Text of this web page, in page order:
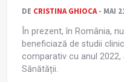
DE CRISTINA GHIOCA- MAI
În prezent, în România,
beneficiază de studii
comparativ cu anul
Sănătății.